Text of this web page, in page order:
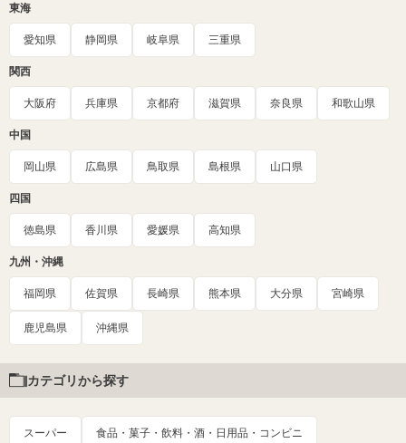
東海
愛知県 静岡県 岐阜県 三重県
関西
大阪府 兵庫県 京都府 滋賀県 奈良県 和歌山県
中国
岡山県 広島県 鳥取県 島根県 山口県
四国
徳島県 香川県 愛媛県 高知県
九州・沖縄
福岡県 佐賀県 長崎県 熊本県 大分県 宮崎県
鹿児島県 沖縄県
カテゴリから探す
スーパー 食品・菓子・飲料・酒・日用品・コンビニ